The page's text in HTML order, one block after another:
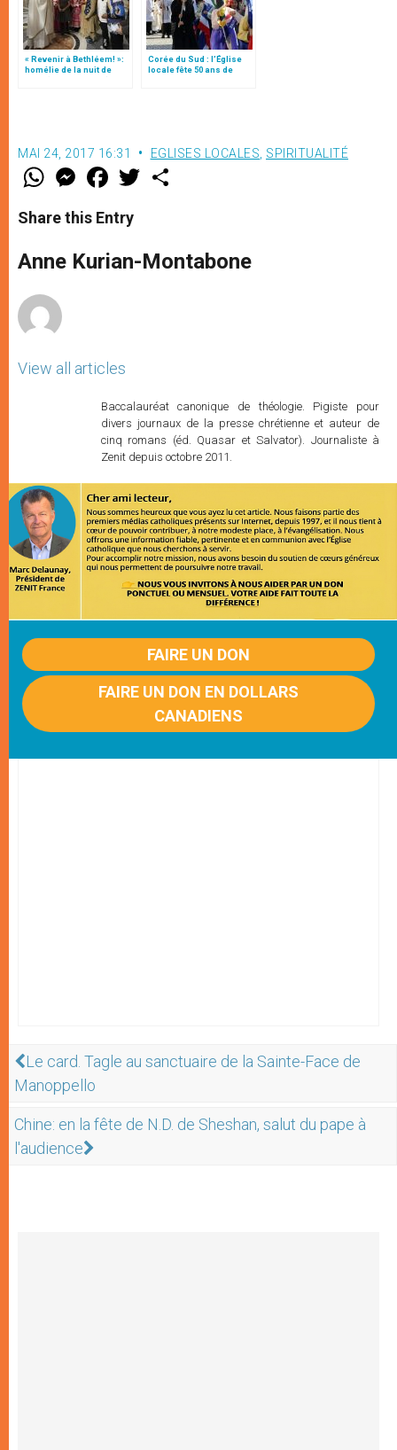
« Revenir à Bethléem! »:
homélie de la nuit de
Corée du Sud : l’Église
locale fête 50 ans de
MAI 24, 2017 16:31 EGLISES LOCALES, SPIRITUALITÉ
W
t
s
p
p
M
e
s
e
g
e
F
a
e
b
o
k
w
r
Share this Entry
Anne Kurian-Montabone
View all articles
Baccalauréat canonique de théologie. Pigiste pour
divers journaux de la presse chrétienne et auteur de
cinq romans (éd. Quasar et Salvator). Journaliste à
Zenit depuis octobre 2011.
FAIRE UN DON
FAIRE UN DON EN DOLLARS
CANADIENS
Le card. Tagle au sanctuaire de la Sainte-Face de
Manoppello
Chine: en la fête de N.D. de Sheshan, salut du pape à
l'audience